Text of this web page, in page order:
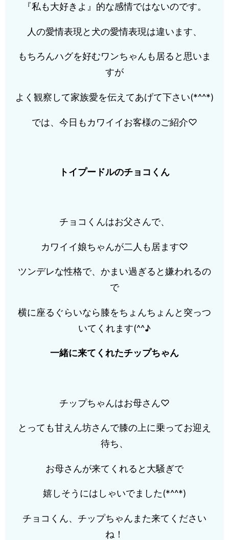
『私も大好きよ』的な感情ではないのです。
人の愛情表現と犬の愛情表現は違います、
もちろんハグを好むワンちゃんも居ると思いま
すが
よく観察して家族愛を伝えてあげて下さい(*^^*)
では、今日もカワイイお客様のご紹介♡
トイプードルのチョコくん
チョコくんはお父さんで、
カワイイ娘ちゃんが二人も居ます♡
ツンデレな性格で、かまい過ぎると嫌われるの
で
横に座るぐらいなら膝をちょんちょんと突っつ
いてくれます(^^♪
一緒に来てくれたチップちゃん
チップちゃんはお母さん♡
とっても甘えん坊さんで膝の上に乗ってお迎え
待ち、
お母さんが来てくれると大騒ぎで
嬉しそうにはしゃいでました(*^^*)
チョコくん、チップちゃんまた来てください
ね！